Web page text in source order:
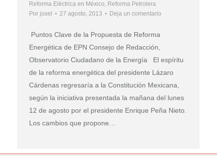
Reforma Eléctrica en México, Reforma Petrolera
Por josel 27 agosto, 2013 Deja un comentario
Puntos Clave de la Propuesta de Reforma
Energética de EPN Consejo de Redacción,
Observatorio Ciudadano de la Energía El espíritu
de la reforma energética del presidente Lázaro
Cárdenas regresaría a la Constitución Mexicana,
según la iniciativa presentada la mañana del lunes
12 de agosto por el presidente Enrique Peña Nieto.
Los cambios que propone…